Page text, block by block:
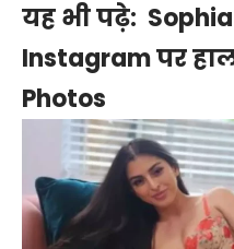
यह भी पढ़े:
Instagram पर
Photos